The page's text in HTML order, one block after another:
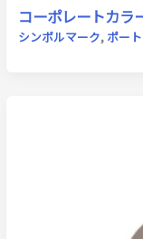
コーポレートカラ
シンボルマーク, ポー